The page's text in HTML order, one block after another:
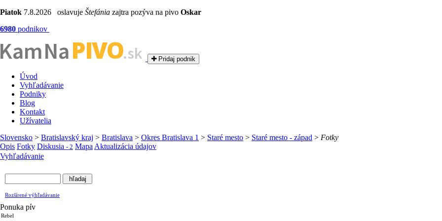
Piatok 7.8.2026 oslavuje Štefánia zajtra pozýva na pivo Oskar
6980 podnikov
NaPIVO.sk Pridaj podnik
Úvod
Vyhľadávanie
Podniky
Blog
Kontakt
Užívatelia
Slovensko > Bratislavský kraj > Bratislava > Okres Bratislava 1 > Staré mesto > Staré mesto - západ > Fotky
Opis Fotky Diskusia - 2 Mapa Aktualizácia údajov
Vyhľadávanie
Rozšírené výhľadávanie
Ponuka pív
Rebel